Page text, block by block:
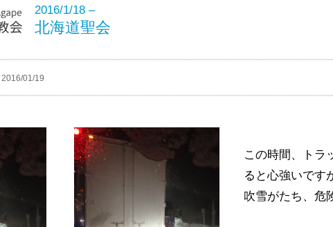
2016/1/18 –
北海道聖会
2016/01/19
この時間、トラ
ると心強いです
吹雪がたち、危